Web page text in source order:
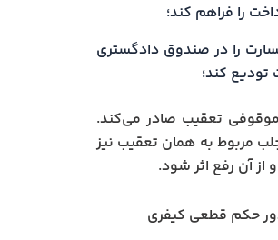
را فراهم کند؛
را در صندوق دادگستری
تودیع کند؛
موقوفی تعقیب صادر می‌کند.
مربوط به همان تعقیب نیز
از آن رفع اثر شود.
حکم قطعی کیفری